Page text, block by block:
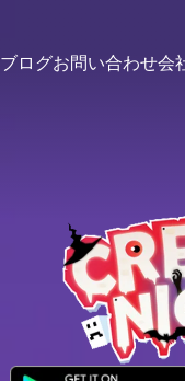
ブログお問い合わせ会